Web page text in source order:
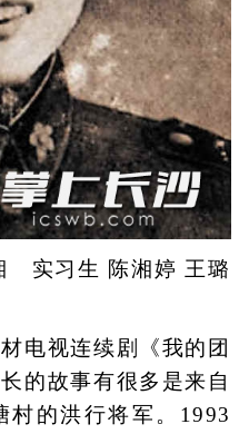
习生 陈湘婷 王璐
视连续剧《我的团
的故事有很多是来自
村的洪行将军。1993